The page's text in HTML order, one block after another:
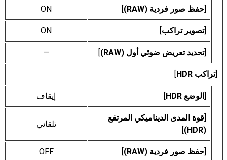
[حفظ صور فردية (RAW) ]
ON
[تصوير تراكب]
ON
[تحديد تعريض ضوئي أول (RAW) ]
—
[تراكب HDR ]
[الوضع HDR ] إيقاف
[قوة المدى الديناميكي المرتفع
(HDR)
]
تلقائي
[حفظ صور فردية (RAW) ]
OFF